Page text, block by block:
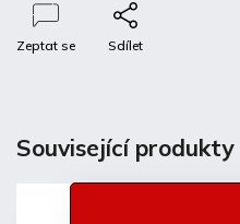
Zeptat se Sdílet
Detailní popis
Související produkty